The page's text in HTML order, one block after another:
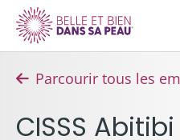
Parcourir tous les
CISSS Abitibi